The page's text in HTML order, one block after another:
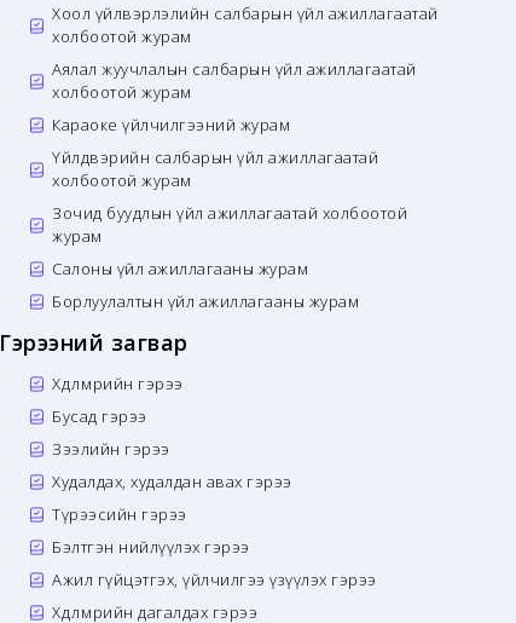
Хоол үйлвэрлэлийн салбарын үйл ажиллагаатай
холбоотой журам
Аялал жуучлалын салбарын үйл ажиллагаатай
холбоотой журам
Караоке үйлчилгээний журам
Үйлдвэрийн салбарын үйл ажиллагаатай
холбоотой журам
Зочид буудлын үйл ажиллагаатай холбоотой
журам
Салоны үйл ажиллагааны журам
Борлуулалтын үйл ажиллагааны журам
Гэрээний загвар
Хөдөлмөрийн гэрээ
Бусад гэрээ
Зээлийн гэрээ
Худалдах, худалдан авах гэрээ
Түрээсийн гэрээ
Бэлтгэн нийлүүлэх гэрээ
Ажил гүйцэтгэх, үйлчилгээ үзүүлэх гэрээ
Хөдөлмөрийн дагалдах гэрээ